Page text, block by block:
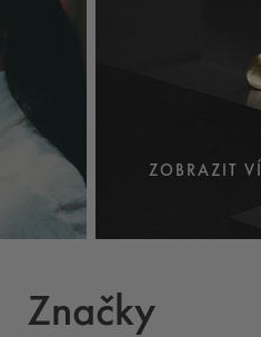
ZOBRAZIT
Značky